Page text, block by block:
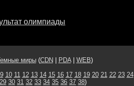
олимпиады
миры(CDN PDA| WEB)
9 10 11 12 13 14 15 16 17 18 19 20 21 22 23 24
29 30 31 32 33 34 35 36 37 38)